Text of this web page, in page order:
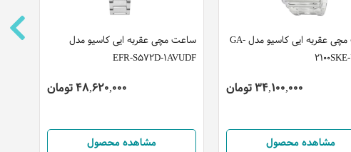
ساعت مچی عقربه ایی کاسیو مدل
EFR-S572D-1AVUDF
48,620,000 تومان
مشاهده محصول
ساعت مچی عقربه ایی کاسیو مدل GA-
34,100,000 تومان
مشاهده محصول